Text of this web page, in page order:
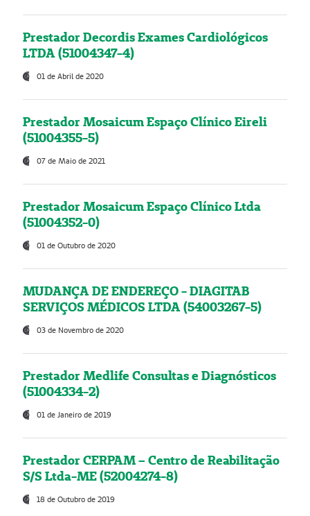
Prestador Decordis Exames Cardiológicos
LTDA (51004347-4)
01 de Abril de 2020
Prestador Mosaicum Espaço Clínico Eireli
(51004355-5)
07 de Maio de 2021
Prestador Mosaicum Espaço Clínico Ltda
(51004352-0)
01 de Outubro de 2020
MUDANÇA DE ENDEREÇO - DIAGITAB
SERVIÇOS MÉDICOS LTDA (54003267-5)
03 de Novembro de 2020
Prestador Medlife Consultas e Diagnósticos
(51004334-2)
01 de Janeiro de 2019
Prestador CERPAM – Centro de Reabilitação
S/S Ltda-ME (52004274-8)
18 de Outubro de 2019